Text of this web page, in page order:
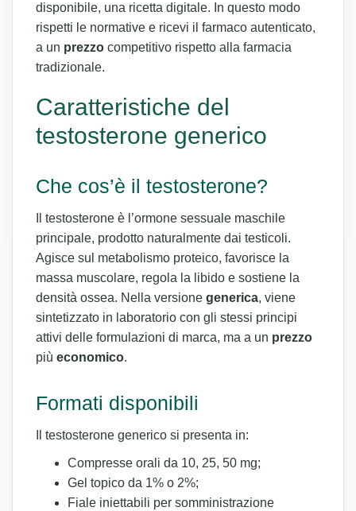
disponibile, una ricetta digitale. In questo modo
rispetti le normative e ricevi il farmaco autenticato,
a un prezzo competitivo rispetto alla farmacia
tradizionale.
Caratteristiche del
testosterone generico
Che cos’è il testosterone?
Il testosterone è l’ormone sessuale maschile
principale, prodotto naturalmente dai testicoli.
Agisce sul metabolismo proteico, favorisce la
massa muscolare, regola la libido e sostiene la
densità ossea. Nella versione generica, viene
sintetizzato in laboratorio con gli stessi principi
attivi delle formulazioni di marca, ma a un prezzo
più economico.
Formati disponibili
Il testosterone generico si presenta in:
Compresse orali da 10, 25, 50 mg;
Gel topico da 1% o 2%;
Fiale iniettabili per somministrazione